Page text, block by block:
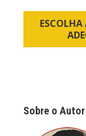
Sobre o Autor